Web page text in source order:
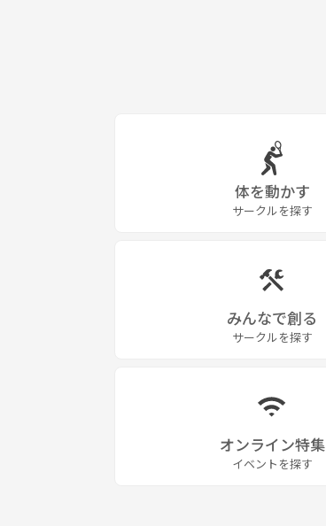
体を動かす
サークルを探す
みんなで創る
サークルを探す
オンライン特集
イベントを探す